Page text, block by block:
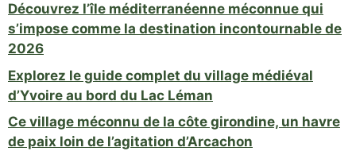
Découvrez l’île méditerranéenne méconnue qui
s’impose comme la destination incontournable de
2026
Explorez le guide complet du village médiéval
d’Yvoire au bord du Lac Léman
Ce village méconnu de la côte girondine, un havre
de paix loin de l’agitation d’Arcachon